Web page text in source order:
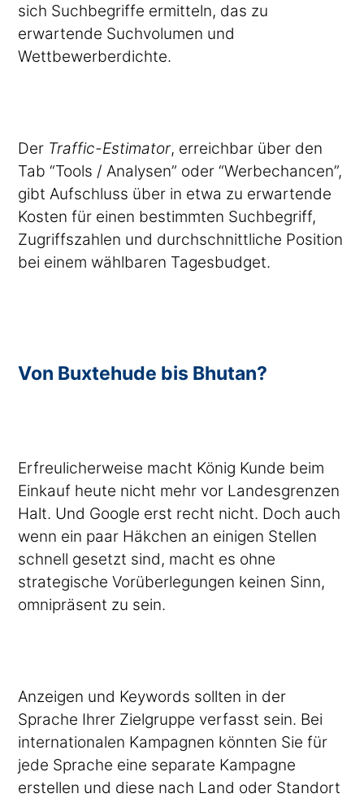
sich Suchbegriffe ermitteln, das zu
erwartende Suchvolumen und
Wettbewerberdichte.
Der Traffic-Estimator, erreichbar über den
Tab “Tools / Analysen” oder “Werbechancen”,
gibt Aufschluss über in etwa zu erwartende
Kosten für einen bestimmten Suchbegriff,
Zugriffszahlen und durchschnittliche Position
bei einem wählbaren Tagesbudget.
Von Buxtehude bis Bhutan?
Erfreulicherweise macht König Kunde beim
Einkauf heute nicht mehr vor Landesgrenzen
Halt. Und Google erst recht nicht. Doch auch
wenn ein paar Häkchen an einigen Stellen
schnell gesetzt sind, macht es ohne
strategische Vorüberlegungen keinen Sinn,
omnipräsent zu sein.
Anzeigen und Keywords sollten in der
Sprache Ihrer Zielgruppe verfasst sein. Bei
internationalen Kampagnen könnten Sie für
jede Sprache eine separate Kampagne
erstellen und diese nach Land oder Standort